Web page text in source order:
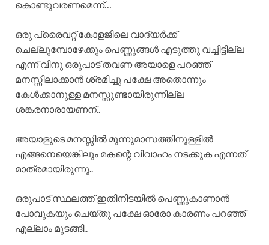
കൊണ്ടുവരണമെന്ന്…
ഒരു പ്രൈവറ്റ് കോളജിലെ വാദ്യർക്ക്
ചെല്ലുമ്പോഴേക്കും പെണ്ണുങ്ങൾ എടുത്തു വച്ചിട്ടില്ല
എന്ന് വിനു ഒരുപാട് തവണ അയാളെ പറഞ്ഞ്
മനസ്സിലാക്കാൻ ശ്രമിച്ചു പക്ഷേ അതൊന്നും
കേൾക്കാനുള്ള മനസ്സുണ്ടായിരുന്നില്ല
ശങ്കരനാരായണന്..
അയാളുടെ മനസ്സിൽ മൂന്നുമാസത്തിനുള്ളിൽ
എങ്ങനെയെങ്കിലും മകന്റെ വിവാഹം നടക്കുക എന്നത്
മാത്രമായിരുന്നു..
ഒരുപാട് സ്ഥലത്ത് ഇതിനിടയിൽ പെണ്ണുകാണാൻ
പോവുകയും ചെയ്തു പക്ഷേ ഓരോ കാരണം പറഞ്ഞ്
എല്ലാം മുടങ്ങി..